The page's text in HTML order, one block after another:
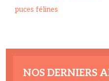
puces félines
NOS DERNIERS